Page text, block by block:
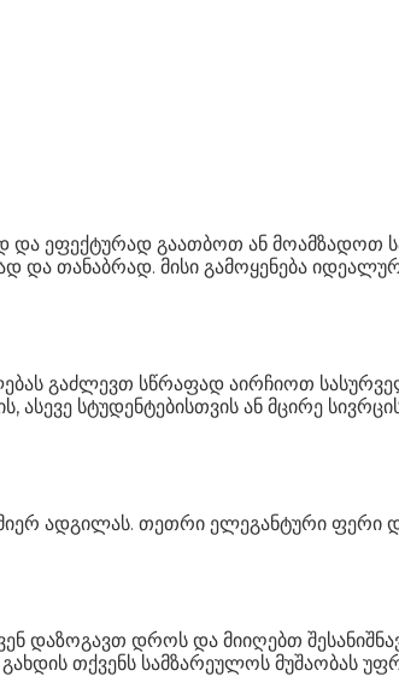
ეფექტურად გაათბოთ ან მოამზადოთ
და თანაბრად. მისი გამოყენება
გაძლევთ სწრაფად აირჩიოთ
სტუდენტებისთვის ან მცირე
ადგილას. თეთრი ელეგანტური ფერი
დაზოგავთ დროს და მიიღებთ
თქვენს სამზარეულოს მუშაობას